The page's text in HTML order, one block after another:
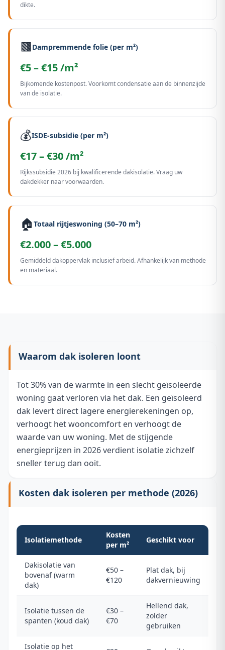
dikte.
🟫Dampremmende folie (per m²)
€5 – €15 /m²
Bijkomende kostenpost. Voorkomt condensatie aan de binnenzijde
van de isolatie.
💰ISDE-subsidie (per m²)
€17 – €30 /m²
Rijkssubsidie 2026 bij kwalificerende dakisolatie. Vraag uw
dakdekker naar voorwaarden.
🏠 Totaal rijtjeswoning (50–70 m²)
€2.000 – €5.000
Gemiddeld dakoppervlak inclusief arbeid. Afhankelijk van methode
en materiaal.
Waarom dak isoleren loont
Tot 30% van de warmte in een slecht geïsoleerde
woning gaat verloren via het dak. Een geïsoleerd
dak levert direct lagere energierekeningen op,
verhoogt het wooncomfort en verhoogt de
waarde van uw woning. Met de stijgende
energieprijzen in 2026 verdient isolatie zichzelf
sneller terug dan ooit.
Kosten dak isoleren per methode (2026)
Isolatiemethode
Kosten
per m²
Geschikt voor
Dakisolatie van
bovenaf (warm
dak)
€50 –
€120
Plat dak, bij
dakvernieuwing
Isolatie tussen de
spanten (koud dak)
€30 –
€70
Hellend dak,
zolder
gebruiken
Isolatie op het